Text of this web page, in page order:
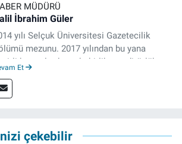
MÜDÜRÜ
İbrahim Güler
yılı Selçuk Üniversitesi Gazetecilik
mezunu. 2017 yılından bu yana
kurumlarda muhabirlik ve editörlük
olarak devam ediyor.
Et
çekebilir